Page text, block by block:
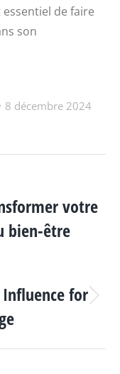
de faire
son
8 décembre 2024
votre
bien-être
for